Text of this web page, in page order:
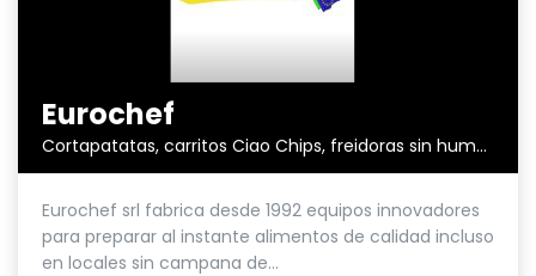
Eurochef
Cortapatatas, carritos Ciao Chips, freidoras sin humos,...
Eurochef srl fabrica desde 1992 equipos innovadores
para preparar al instante alimentos de calidad incluso
en locales sin campana de...